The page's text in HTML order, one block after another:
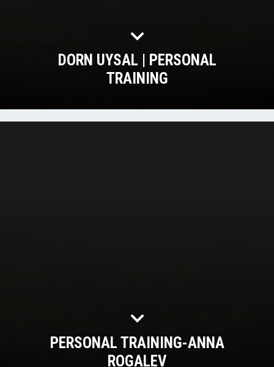
DORN UYSAL | PERSONAL
TRAINING
PERSONAL TRAINING-ANNA
ROGALEV